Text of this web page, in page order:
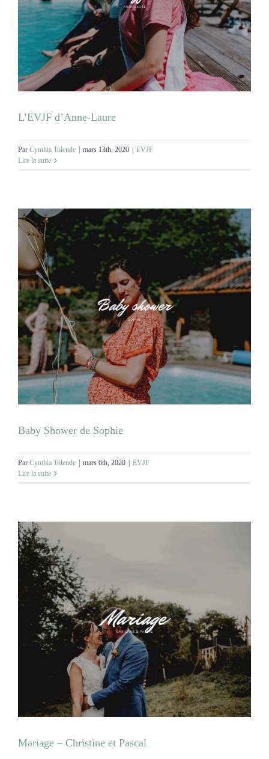
L’EVJF d’Anne-Laure
Par Cynthia Tolende mars 13th, 2020
EVJF
Lire la suite
Baby Shower de Sophie
Par Cynthia Tolende | mars 6th, 2020 | EVJF
Lire la suite
Mariage – Christine et Pascal